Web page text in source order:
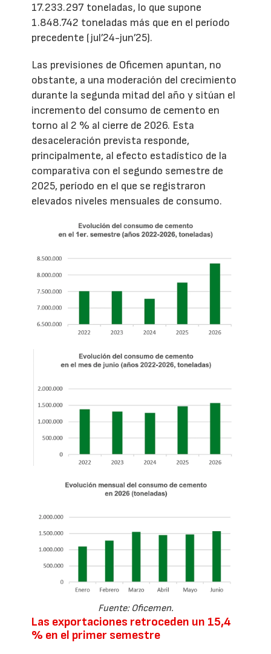
17.233.297 toneladas, lo que supone
1.848.742 toneladas más que en el período
precedente (jul’24-jun’25).
Las previsiones de Oficemen apuntan, no
obstante, a una moderación del crecimiento
durante la segunda mitad del año y sitúan el
incremento del consumo de cemento en
torno al 2 % al cierre de 2026. Esta
desaceleración prevista responde,
principalmente, al efecto estadístico de la
comparativa con el segundo semestre de
2025, período en el que se registraron
elevados niveles mensuales de consumo.
Fuente: Oficemen.
Las exportaciones retroceden un 15,4
% en el primer semestre